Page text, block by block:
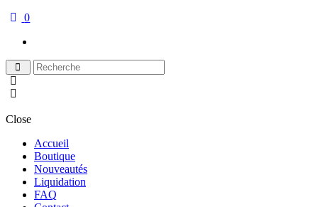
0
Close
Accueil
Boutique
Nouveautés
Liquidation
FAQ